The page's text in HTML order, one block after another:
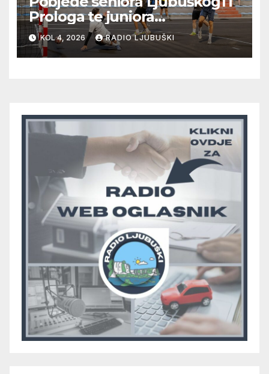
Prologa te juniora
Radišića/Mostarskih Vrata
KOL 4, 2026 RADIO LJUBUŠKI